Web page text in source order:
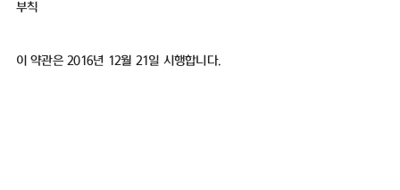
부칙
이 약관은 2016년 12월 21일 시행합니다.